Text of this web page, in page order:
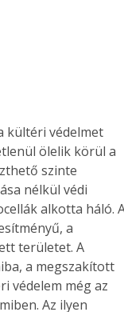
kültéri védelmet
ölelik körül a
szinte
nélkül védi
alkotta háló.
a
területet. A
a megszakított
védelem még az
Az ilyen